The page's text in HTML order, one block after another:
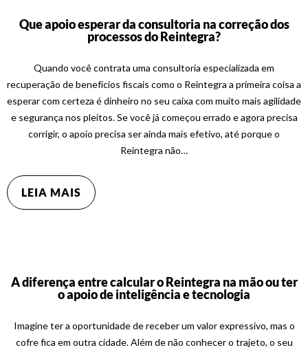
Que apoio esperar da consultoria na correção dos
processos do Reintegra?
Quando você contrata uma consultoria especializada em
recuperação de benefícios fiscais como o Reintegra a primeira coisa a
esperar com certeza é dinheiro no seu caixa com muito mais agilidade
e segurança nos pleitos. Se você já começou errado e agora precisa
corrigir, o apoio precisa ser ainda mais efetivo, até porque o
Reintegra não…
LEIA MAIS
A diferença entre calcular o Reintegra na mão ou ter
o apoio de inteligência e tecnologia
Imagine ter a oportunidade de receber um valor expressivo, mas o
cofre fica em outra cidade. Além de não conhecer o trajeto, o seu